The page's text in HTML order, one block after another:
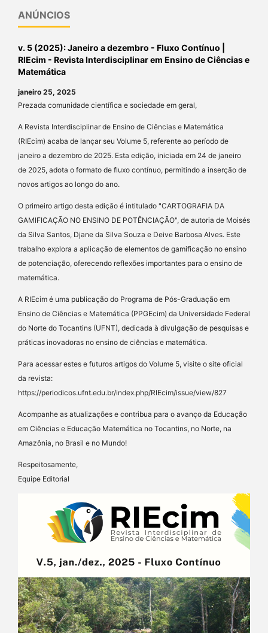
ANÚNCIOS
v. 5 (2025): Janeiro a dezembro - Fluxo Contínuo |
RIEcim - Revista Interdisciplinar em Ensino de Ciências e
Matemática
janeiro 25, 2025
Prezada comunidade científica e sociedade em geral,
A Revista Interdisciplinar de Ensino de Ciências e Matemática
(RIEcim) acaba de lançar seu Volume 5, referente ao período de
janeiro a dezembro de 2025. Esta edição, iniciada em 24 de janeiro
de 2025, adota o formato de fluxo contínuo, permitindo a inserção de
novos artigos ao longo do ano.
O primeiro artigo desta edição é intitulado "CARTOGRAFIA DA
GAMIFICAÇÃO NO ENSINO DE POTÊNCIAÇÃO", de autoria de Moisés
da Silva Santos, Djane da Silva Souza e Deive Barbosa Alves. Este
trabalho explora a aplicação de elementos de gamificação no ensino
de potenciação, oferecendo reflexões importantes para o ensino de
matemática.
A RIEcim é uma publicação do Programa de Pós-Graduação em
Ensino de Ciências e Matemática (PPGEcim) da Universidade Federal
do Norte do Tocantins (UFNT), dedicada à divulgação de pesquisas e
práticas inovadoras no ensino de ciências e matemática.
Para acessar estes e futuros artigos do Volume 5, visite o site oficial
da revista:
https://periodicos.ufnt.edu.br/index.php/RIEcim/issue/view/827
Acompanhe as atualizações e contribua para o avanço da Educação
em Ciências e Educação Matemática no Tocantins, no Norte, na
Amazônia, no Brasil e no Mundo!
Respeitosamente,
Equipe Editorial